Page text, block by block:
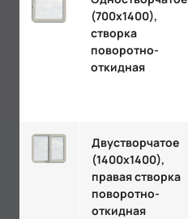
(700х1400),
створка
поворотно-
откидная
Двустворчатое
(1400х1400),
правая створка
поворотно-
откидная